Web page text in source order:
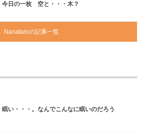
今日の一枚 空と・・・木？
Nanataroの記事一覧
眠い・・・。なんでこんなに眠いのだろう